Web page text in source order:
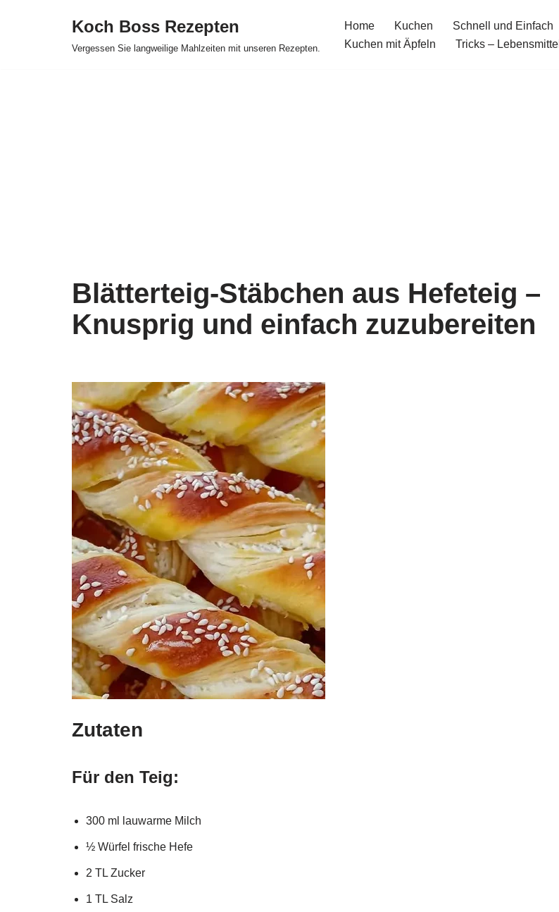
Koch Boss Rezepten
Vergessen Sie langweilige Mahlzeiten mit unseren Rezepten.
Home Kuchen Schnell und Einfach
Kuchen mit Äpfeln
Tricks – Lebensmittel
Blätterteig-Stäbchen aus Hefeteig –
Knusprig und einfach zuzubereiten
Zutaten
Für den Teig:
300 ml lauwarme Milch
½ Würfel frische Hefe
2 TL Zucker
1 TL Salz